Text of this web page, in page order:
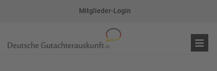
Mitglieder-Login